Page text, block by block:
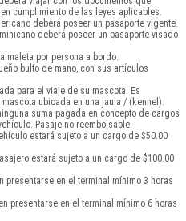
cumplimiento de las leyes aplicables.
deberá poseer un pasaporte vigente.
deberá poseer un pasaporte visado
maleta por persona a bordo.
bulto de mano, con sus artículos
para el viaje de su mascota. Es
ubicada en una jaula / (kennel).
suma pagada en concepto de cargos
Pasaje no reembolsable.
estará sujeto a un cargo de $50.00
estará sujeto a un cargo de $100.00
presentarse en el terminal mínimo 3 horas
presentarse en el terminal mínimo 6 horas